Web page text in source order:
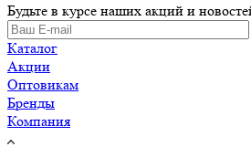
Будьте в курсе наших акций и
Каталог
Акции
Оптовикам
Бренды
Компания